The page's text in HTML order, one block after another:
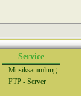
Service
Musiksammlung
FTP - Server